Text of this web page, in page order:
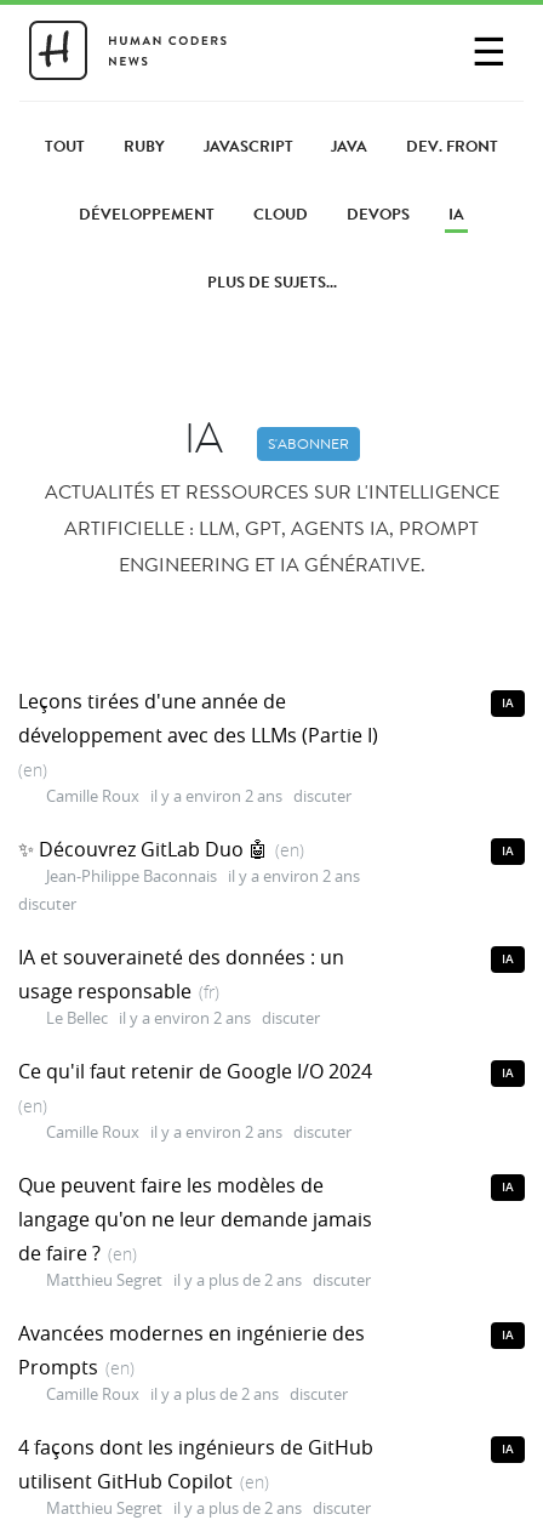
☰
PARTAGER UN LIEN
TOUT RUBY JAVASCRIPT JAVA DEV. FRONT
DÉVELOPPEMENT CLOUD DEVOPS IA
PLUS DE SUJETS...
IA S'ABONNER
ACTUALITÉS ET RESSOURCES SUR L'INTELLIGENCE
ARTIFICIELLE : LLM, GPT, AGENTS IA, PROMPT
ENGINEERING ET IA GÉNÉRATIVE.
Leçons tirées d'une année de
développement avec des LLMs (Partie I)
(en)
Camille Roux il y a environ 2 ans discuter
IA
✨ Découvrez GitLab Duo 🤖 (en)
Jean-Philippe Baconnais il y a environ 2 ans
discuter
IA
IA et souveraineté des données : un
usage responsable (fr)
Le Bellec il y a environ 2 ans discuter
IA
Ce qu'il faut retenir de Google I/O 2024
(en)
Camille Roux il y a environ 2 ans discuter
IA
Que peuvent faire les modèles de
langage qu'on ne leur demande jamais
de faire ? (en)
Matthieu Segret il y a plus de 2 ans discuter
IA
Avancées modernes en ingénierie des
Prompts (en)
Camille Roux il y a plus de 2 ans discuter
IA
4 façons dont les ingénieurs de GitHub
utilisent GitHub Copilot (en)
Matthieu Segret il y a plus de 2 ans discuter
IA